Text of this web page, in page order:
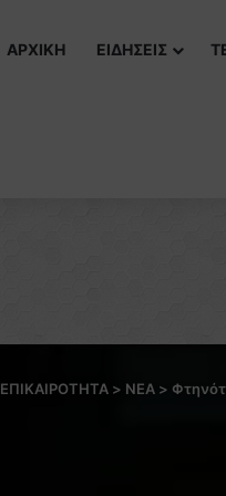
ΑΡΧΙΚΗ ΕΙΔΗΣΕΙΣ
ΕΠΙΚΑΙΡΟΤΗΤΑ > NEA >